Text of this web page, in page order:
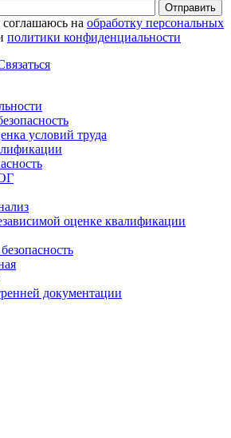
Отправить
на обработку персональных
политики конфиденциальности
условий труда
оценке квалификации
документации